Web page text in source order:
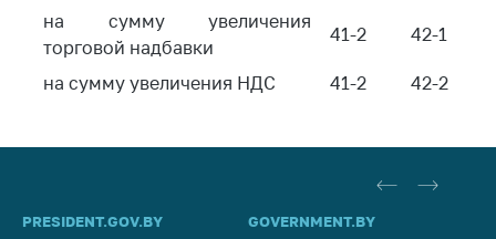
законодательства
Предостережения и
предупреждения
Маркировка
на сумму увеличения
торговой надбавки
41-2 42-1
на сумму увеличения НДС 41-2 42-2
PRESIDENT.GOV.BY GOVERNMENT.BY